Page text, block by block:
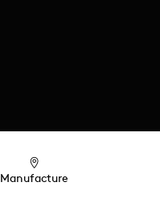
Manufacture